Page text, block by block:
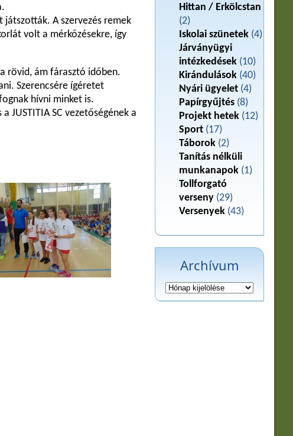
A szervezés remek
volt a mérkőzésekre, így
rövid, ám fárasztó időben.
Szerencsére ígéretet
hívni minket is.
JUSTITIA SC vezetőségének a
Hittan / Erkölcstan
(2)
Iskolai szünetek (4)
Járványügyi
intézkedések (10)
Kirándulások (40)
Nyári ügyelet (4)
Papírgyűjtés (8)
Projekt hetek (12)
Sport (17)
Táborok (2)
Tanítás nélküli
munkanapok (1)
Tollforgató
verseny (29)
Versenyek (43)
Archívum
Archívum